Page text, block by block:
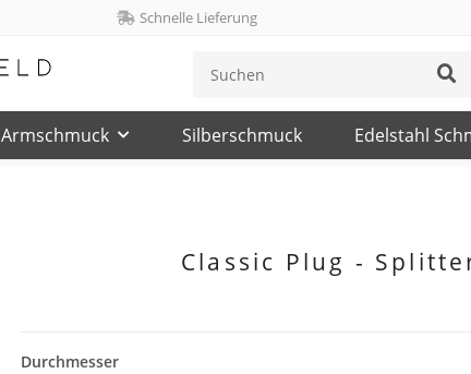
Schnelle Lieferung
Armschmuck Silberschmuck Edelstahl
Classic Plug -
Durchmesser